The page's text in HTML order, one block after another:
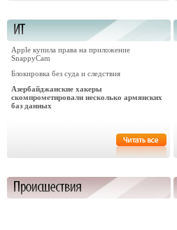
Apple купила права на приложение
SnappyCam
Блокировка без суда и следствия
Азербайджанские хакеры
скомпрометировали несколько армянских
баз данных